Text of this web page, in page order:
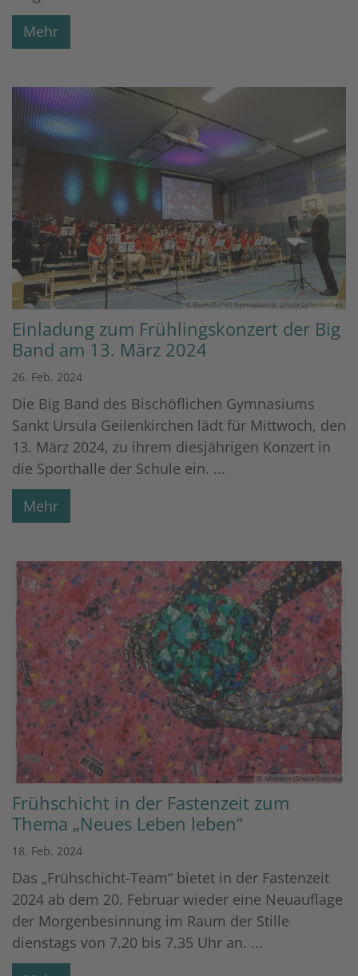
Mehr
© Bischöfliches Gymnasium St. Ursula Geilenkirchen
Einladung zum Frühlingskonzert der Big
Band am 13. März 2024
26. Feb. 2024
Die Big Band des Bischöflichen Gymnasiums
Sankt Ursula Geilenkirchen lädt für Mittwoch, den
13. März 2024, zu ihrem diesjährigen Konzert in
die Sporthalle der Schule ein. ...
Mehr
© Misereor (Emeka Udemba)
Frühschicht in der Fastenzeit zum
Thema „Neues Leben leben“
18. Feb. 2024
Das „Frühschicht-Team“ bietet in der Fastenzeit
2024 ab dem 20. Februar wieder eine Neuauflage
der Morgenbesinnung im Raum der Stille
dienstags von 7.20 bis 7.35 Uhr an. ...